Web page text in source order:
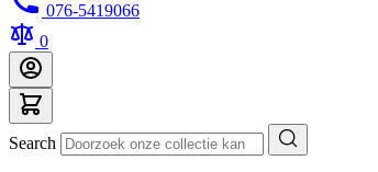
076-5419066
0
Search